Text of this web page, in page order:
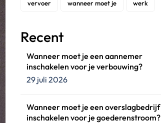
vervoer wanneer moet je werk
Recent
Wanneer moet je een aannemer
inschakelen voor je verbouwing?
29 juli 2026
Wanneer moet je een overslagbedrijf
inschakelen voor je goederenstroom?